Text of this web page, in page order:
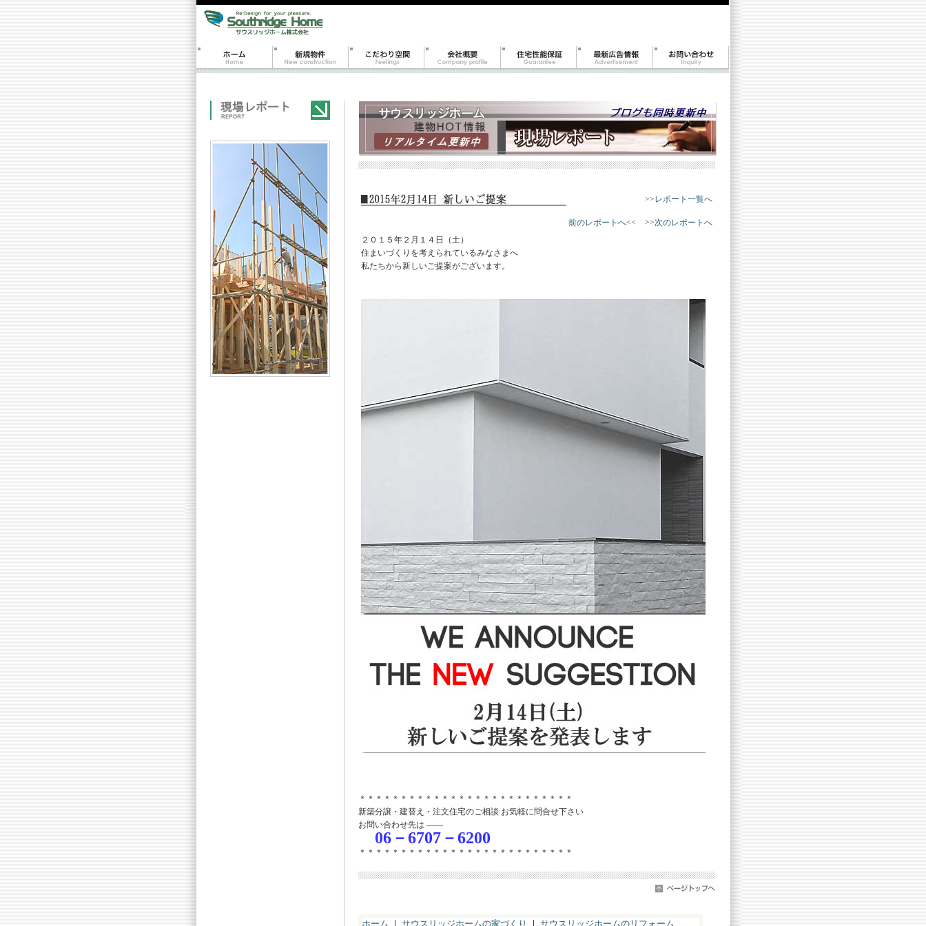
>>レポート一覧へ
前のレポートへ<< >>次のレポートへ
２０１５年２月１４日（土）
住まいづくりを考えられているみなさまへ
私たちから新しいご提案がございます。
＊＊＊＊＊＊＊＊＊＊＊＊＊＊＊＊＊＊＊＊＊＊＊＊＊＊
新築分譲・建替え・注文住宅のご相談 お気軽に問合せ下さい
お問い合わせ先は ――
06－6707－6200
＊＊＊＊＊＊＊＊＊＊＊＊＊＊＊＊＊＊＊＊＊＊＊＊＊＊
ホーム ｜ サウスリッジホームの家づくり ｜ サウスリッジホームのリフォーム